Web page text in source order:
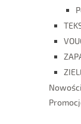
Nowości